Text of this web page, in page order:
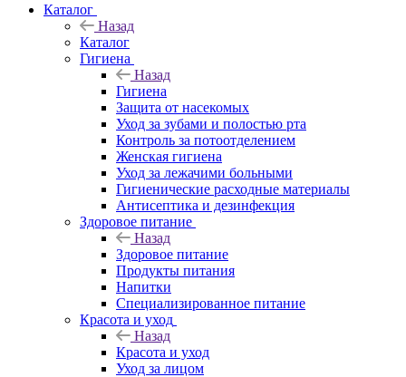
Каталог
Назад
Каталог
Гигиена
Назад
Гигиена
Защита от насекомых
Уход за зубами и полостью рта
Контроль за потоотделением
Женская гигиена
Уход за лежачими больными
Гигиенические расходные материалы
Антисептика и дезинфекция
Здоровое питание
Назад
Здоровое питание
Продукты питания
Напитки
Специализированное питание
Красота и уход
Назад
Красота и уход
Уход за лицом